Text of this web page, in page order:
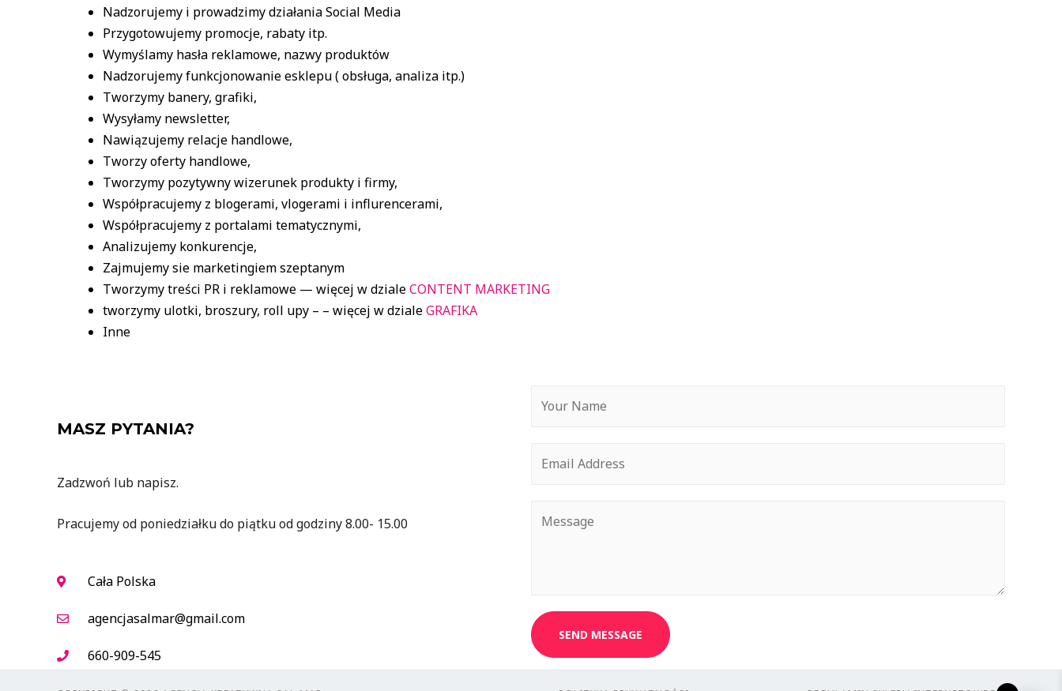
Nadzorujemy i prowadzimy działania Social Media
Przygotowujemy promocje, rabaty itp.
Wymyślamy hasła reklamowe, nazwy produktów
Nadzorujemy funkcjonowanie esklepu ( obsługa, analiza itp.)
Tworzymy banery, grafiki,
Wysyłamy newsletter,
Nawiązujemy relacje handlowe,
Tworzy oferty handlowe,
Tworzymy pozytywny wizerunek produkty i firmy,
Współpracujemy z blogerami, vlogerami i influrencerami,
Współpracujemy z portalami tematycznymi,
Analizujemy konkurencje,
Zajmujemy sie marketingiem szeptanym
Tworzymy treści PR i reklamowe — więcej w dzialeCONTENT MARKETING
tworzymy ulotki, broszury, roll upy – – więcej w dzialeGRAFIKA
Inne
MASZ PYTANIA?
Zadzwoń lub napisz.
Pracujemy od poniedziałku do piątku od godziny 8.00- 15.00
Cała Polska
agencjasalmar@gmail.com
660-909-545
SEND MESSAGE